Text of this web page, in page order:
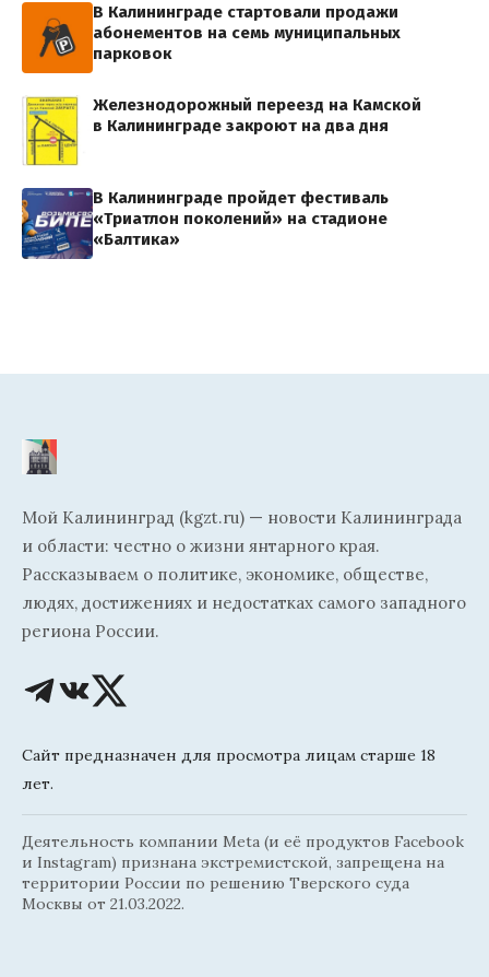
В Калининграде стартовали продажи
абонементов на семь муниципальных
парковок
Железнодорожный переезд на Камской
в Калининграде закроют на два дня
В Калининграде пройдет фестиваль
«Триатлон поколений» на стадионе
«Балтика»
Мой Калининград (kgzt.ru) — новости Калининграда
и области: честно о жизни янтарного края.
Рассказываем о политике, экономике, обществе,
людях, достижениях и недостатках самого западного
региона России.
Сайт предназначен для просмотра лицам старше 18
лет.
Деятельность компании Meta (и её продуктов Facebook
и Instagram) признана экстремистской, запрещена на
территории России по решению Тверского суда
Москвы от 21.03.2022.